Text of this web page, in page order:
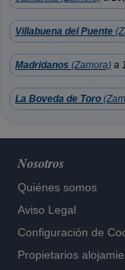
Villabuena del Puente
Madridanos (Zamora) a
La Boveda de Toro
Nosotros
Quiénes somos
Aviso Legal
Configuración de
Propietarios